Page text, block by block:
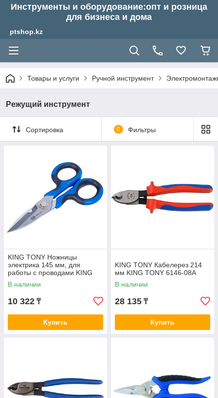
Инструменты и оборудование:опт и розница
для бизнеса и дома
ptshop.kz
Товары и услуги Ручной инструмент
Режущий инструмент
Сортировка 0 Фильтры
KING TONY Ножницы
электрика 145 мм, для
работы с проводами KING
TONY 6AB12-55
В наличии
10 322 ₸
Купить
KING TONY Кабелерез 214
мм KING TONY 6146-08A
В наличии
28 135 ₸
Купить